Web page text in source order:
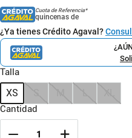
Cuota de Referencia*
quincenas de
¿Ya tienes Crédito Agaval?
Talla
XS
Cantidad